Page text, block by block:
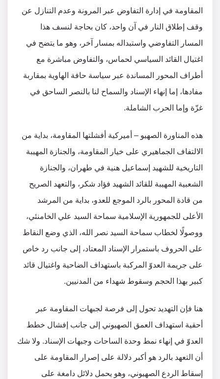
المقاومة في إدارة التفاوض عبر المرونة وعدم التنازل عن
وقف إطلاق النار في آن واحد، كان بحاجة لنسف هذا
المسار التفاوضي واستبداله بمسار آخر، وهو ما يتضح في
اغتيال القائد السياسي لحماس، والتفاوض مباشرة مع
أطراف المحور المساندة عبر سياسة حافة الهاوية بمقاربة
مفادها، إما إنهاء الإسناد والسماح لنا بالنصر الساحق في
غزّة وإما الحرب الشاملة.
هذه المناورة الصهيو – أميركية أفشلتها المقاومة، بداية من
الالتفاف الجماهيري على خيار المقاومة، والجنازة المهيبة
التاريخية للشهيد إسماعيل هنية في طهران، والجنازة
الشعبية المهيبة للقائد الشهيد فؤاد شكر، والتعهد الصريح
من قادة المحور بالرد الموجع للعدو، بداية من المرشد
الأعلى للجمهورية الإسلامية سماحة السيد علي الخامنئي،
ووصولًا لخطاب سماحة السيد نصر الله، الذي وضع النقاط
على الحروف باستمرار الإسناد المعتاد، إلى جانب رد خاص
على جريمة العدوّ المركبة باستهداف الضاحية واغتيال قائد
كبير بهذا الحجم وسقوط شهداء من المدنيين.
هنا فإن التهديد تحول إلى فرصة لجبهات المقاومة عبر
أحقية استهداف العمق الصهيوني إلى جانب إفشال خطط
العدوّ في إنهاء نمط وحدة الساحات وجبهات الإسناد. ولا شك
أن التعهد بالرد هو أكبر دلالة على إصرار المقاومة على
إسقاط الردع الصهيوني، وهو يحمل دلائل دامغة على